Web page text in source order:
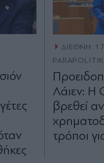
ΔΙΕΘΝΗ
Λάιεν: Η
βρεθεί
τρόποι